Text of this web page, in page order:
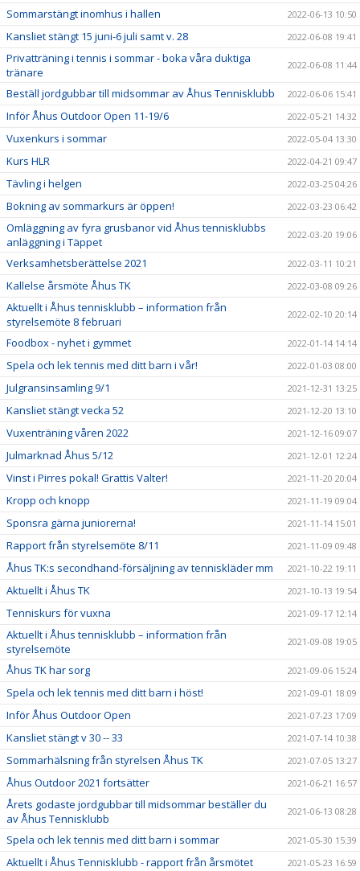
Sommarstängt inomhus i hallen 2022-06-13 10:50
Kansliet stängt 15 juni-6 juli samt v. 28 2022-06-08 19:41
Privatträning i tennis i sommar - boka våra duktiga
tränare
2022-06-08 11:44
Beställ jordgubbar till midsommar av Åhus Tennisklubb 2022-06-06 15:41
Inför Åhus Outdoor Open 11-19/6 2022-05-21 14:32
Vuxenkurs i sommar 2022-05-04 13:30
Kurs HLR 2022-04-21 09:47
Tävling i helgen 2022-03-25 04:26
Bokning av sommarkurs är öppen! 2022-03-23 06:42
Omläggning av fyra grusbanor vid Åhus tennisklubbs
anläggning i Täppet
2022-03-20 19:06
Verksamhetsberättelse 2021 2022-03-11 10:21
Kallelse årsmöte Åhus TK 2022-03-08 09:26
Aktuellt i Åhus tennisklubb – information från
styrelsemöte 8 februari
2022-02-10 20:14
Foodbox - nyhet i gymmet 2022-01-14 14:14
Spela och lek tennis med ditt barn i vår! 2022-01-03 08:00
Julgransinsamling 9/1 2021-12-31 13:25
Kansliet stängt vecka 52 2021-12-20 13:10
Vuxenträning våren 2022 2021-12-16 09:07
Julmarknad Åhus 5/12 2021-12-01 12:24
Vinst i Pirres pokal! Grattis Valter! 2021-11-20 20:04
Kropp och knopp 2021-11-19 09:04
Sponsra gärna juniorerna! 2021-11-14 15:01
Rapport från styrelsemöte 8/11 2021-11-09 09:48
Åhus TK:s secondhand-försäljning av tenniskläder mm 2021-10-22 19:11
Aktuellt i Åhus TK 2021-10-13 19:54
Tenniskurs för vuxna 2021-09-17 12:14
Aktuellt i Åhus tennisklubb – information från
styrelsemöte
2021-09-08 19:05
Åhus TK har sorg 2021-09-06 15:24
Spela och lek tennis med ditt barn i höst! 2021-09-01 18:09
Inför Åhus Outdoor Open 2021-07-23 17:09
Kansliet stängt v 30 -- 33 2021-07-14 10:38
Sommarhälsning från styrelsen Åhus TK 2021-07-05 13:27
Åhus Outdoor 2021 fortsätter 2021-06-21 16:57
Årets godaste jordgubbar till midsommar beställer du
av Åhus Tennisklubb
2021-06-13 08:28
Spela och lek tennis med ditt barn i sommar 2021-05-30 15:39
Aktuellt i Åhus Tennisklubb - rapport från årsmötet 2021-05-23 16:59